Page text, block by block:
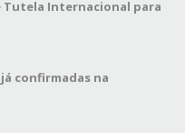
Tutela Internacional para
confirmadas na